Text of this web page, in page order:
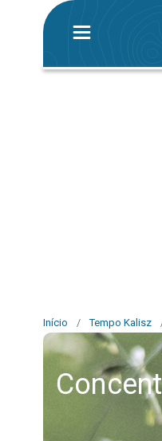
Início / Tempo Kalisz